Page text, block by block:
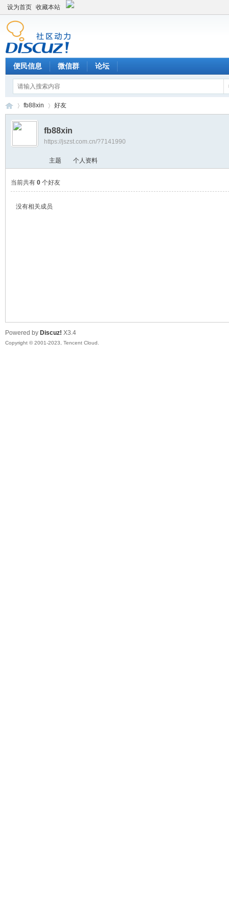
设为首页 收藏本站
便民信息 微信群 论坛
›
fb88xin 好友
fb88xin
https://jszst.com.cn/?7141990
主题 个人资料
当前共有 0个好友
没有相关成员
Powered by Discuz! X3.4
Copyright © 2001-2023, Tencent Cloud.